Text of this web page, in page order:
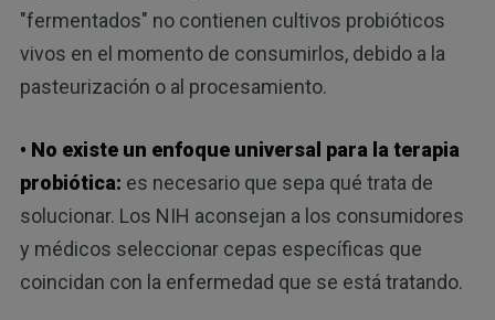
"fermentados" no contienen cultivos probióticos
vivos en el momento de consumirlos, debido a la
pasteurización o al procesamiento.
• No existe un enfoque universal para la terapia
probiótica: es necesario que sepa qué trata de
solucionar. Los NIH aconsejan a los consumidores
y médicos seleccionar cepas específicas que
coincidan con la enfermedad que se está tratando.